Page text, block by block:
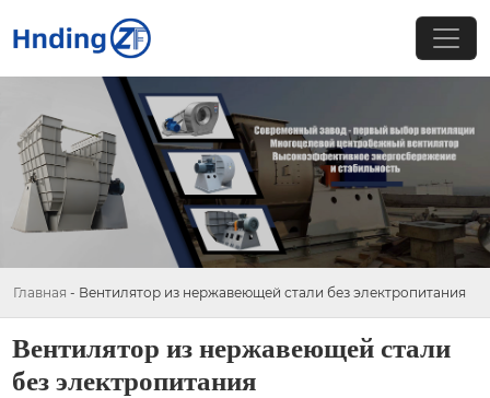
Главная - Вентилятор из нержавеющей стали без электропитания
Вентилятор из нержавеющей стали
без электропитания